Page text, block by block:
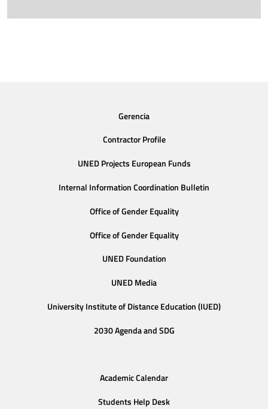
Gerencia
Contractor Profile
UNED Projects European Funds
Internal Information Coordination Bulletin
Office of Gender Equality
Office of Gender Equality
UNED Foundation
UNED Media
University Institute of Distance Education (IUED)
2030 Agenda and SDG
Academic Calendar
Students Help Desk